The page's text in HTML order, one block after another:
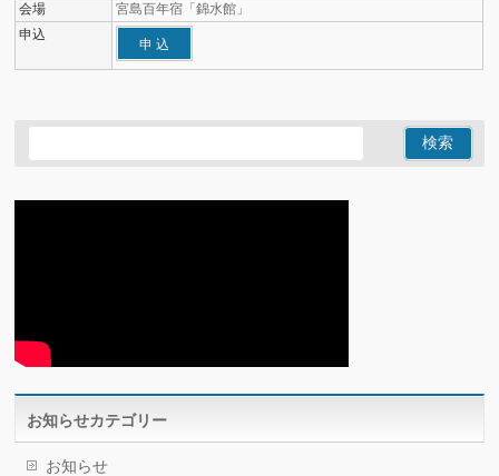
会場
宮島百年宿「錦水館」
申込
申 込
お知らせカテゴリー
お知らせ